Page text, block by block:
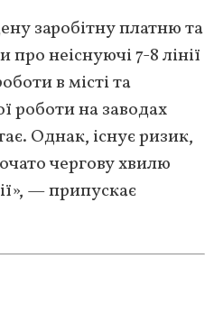
заробітну платню та
неіснуючі 7-8 лінії
в місті та
роботи на заводах
Однак, існує ризик,
чергову хвилю
— припускає